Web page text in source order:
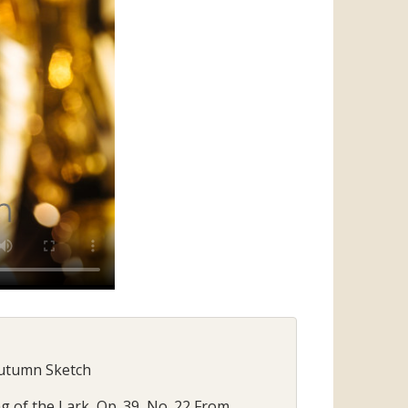
Sketch